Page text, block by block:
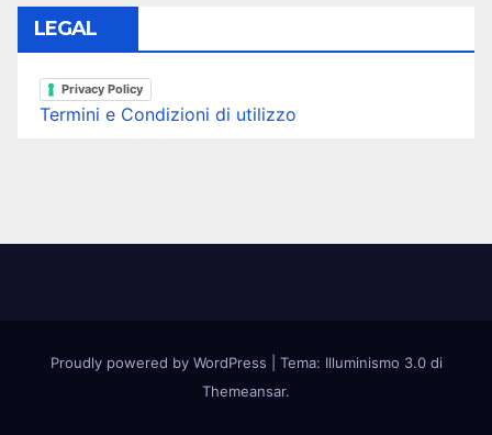
LEGAL
Privacy Policy
Termini e Condizioni di utilizzo
Proudly powered by WordPress
Tema: Illuminismo 3.0 di
Themeansar.